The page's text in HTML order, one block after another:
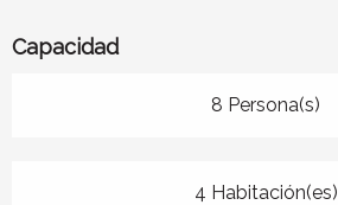
Capacidad
8 Persona(s)
4 Habitación(es)